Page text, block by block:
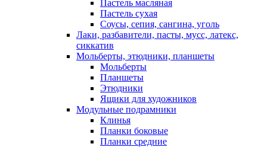
Пастель масляная
Пастель сухая
Соусы, сепия, сангина, уголь
Лаки, разбавители, пасты, мусс, латекс,
сиккатив
Мольберты, этюдники, планшеты
Мольберты
Планшеты
Этюдники
Ящики для художников
Модульные подрамники
Клинья
Планки боковые
Планки средние